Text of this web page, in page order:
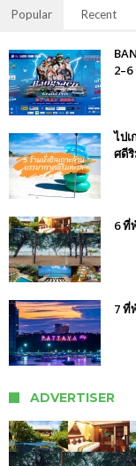
Popular Recent
ไป
ศดี
6 ที่
7 ที่
ADVERTISER